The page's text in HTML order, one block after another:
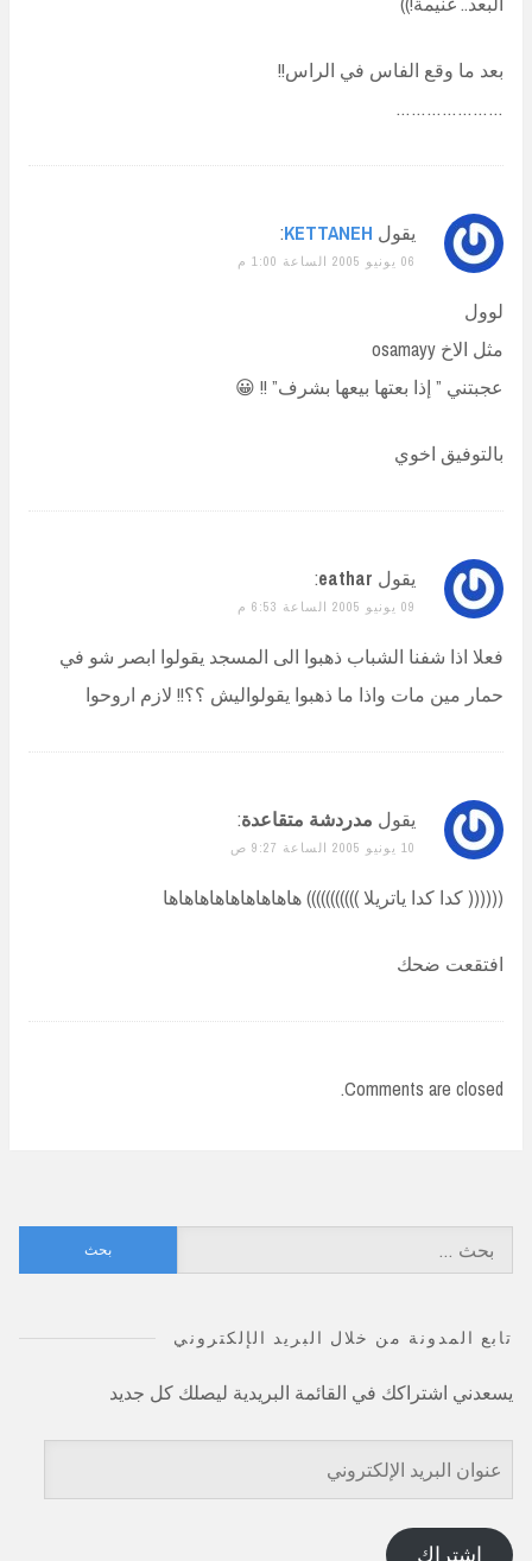
بعد ما وقع الفاس في الراس!!
…………………
يقول KETTANEH
:
06 يونيو 2005 الساعة 1:00 م
لوول
مثل الاخ osamayy
عجبتني ” إذا بعتها بيعها بشرف” !! 😀
بالتوفيق اخوي
يقول eathar
:
09 يونيو 2005 الساعة 6:53 م
فعلا اذا شفنا الشباب ذهبوا الى المسجد يقولوا ابصر شو في
حمار مين مات واذا ما ذهبوا يقولواليش ؟؟!! لازم اروحوا
يقول مدردشة متقاعدة:
10 يونيو 2005 الساعة 9:27 ص
(((((( كدا كدا ياتريلا ))))))))))) هاهاهاهاهاهاهاهاها
افتقعت ضحك
Comments are closed.
عن:
تابع المدونة من خلال البريد الإلكتروني
يسعدني اشتراكك في القائمة البريدية ليصلك كل جديد
عنوان
البريد
الإلكتروني
اشتراك